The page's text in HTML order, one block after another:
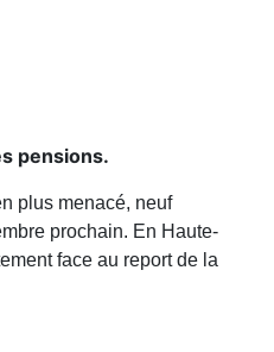
pensions.
plus menacé, neuf
prochain. En Haute-
face au report de la